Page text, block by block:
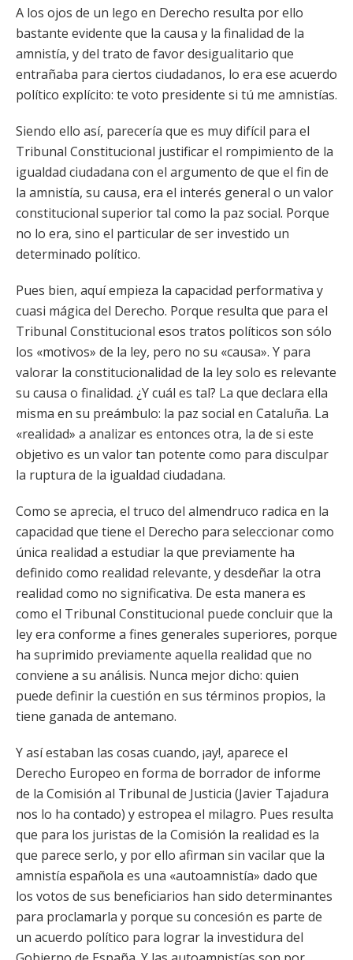
A los ojos de un lego en Derecho resulta por ello
bastante evidente que la causa y la finalidad de la
amnistía, y del trato de favor desigualitario que
entrañaba para ciertos ciudadanos, lo era ese acuerdo
político explícito: te voto presidente si tú me amnistías.
Siendo ello así, parecería que es muy difícil para el
Tribunal Constitucional justificar el rompimiento de la
igualdad ciudadana con el argumento de que el fin de
la amnistía, su causa, era el interés general o un valor
constitucional superior tal como la paz social. Porque
no lo era, sino el particular de ser investido un
determinado político.
Pues bien, aquí empieza la capacidad performativa y
cuasi mágica del Derecho. Porque resulta que para el
Tribunal Constitucional esos tratos políticos son sólo
los «motivos» de la ley, pero no su «causa». Y para
valorar la constitucionalidad de la ley solo es relevante
su causa o finalidad. ¿Y cuál es tal? La que declara ella
misma en su preámbulo: la paz social en Cataluña. La
«realidad» a analizar es entonces otra, la de si este
objetivo es un valor tan potente como para disculpar
la ruptura de la igualdad ciudadana.
Como se aprecia, el truco del almendruco radica en la
capacidad que tiene el Derecho para seleccionar como
única realidad a estudiar la que previamente ha
definido como realidad relevante, y desdeñar la otra
realidad como no significativa. De esta manera es
como el Tribunal Constitucional puede concluir que la
ley era conforme a fines generales superiores, porque
ha suprimido previamente aquella realidad que no
conviene a su análisis. Nunca mejor dicho: quien
puede definir la cuestión en sus términos propios, la
tiene ganada de antemano.
Y así estaban las cosas cuando, ¡ay!, aparece el
Derecho Europeo en forma de borrador de informe
de la Comisión al Tribunal de Justicia (Javier Tajadura
nos lo ha contado) y estropea el milagro. Pues resulta
que para los juristas de la Comisión la realidad es la
que parece serlo, y por ello afirman sin vacilar que la
amnistía española es una «autoamnistía» dado que
los votos de sus beneficiarios han sido determinantes
para proclamarla y porque su concesión es parte de
un acuerdo político para lograr la investidura del